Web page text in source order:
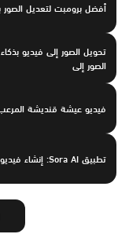
أفضل برومبت لتعديل الصور
تحويل الصور إلى فيديو
الصور إلى
فيديو عيشة قنديشة
تطبيق Sora AI: إنشاء فيديوهات عالية الجودة بذكاء اصطناعي